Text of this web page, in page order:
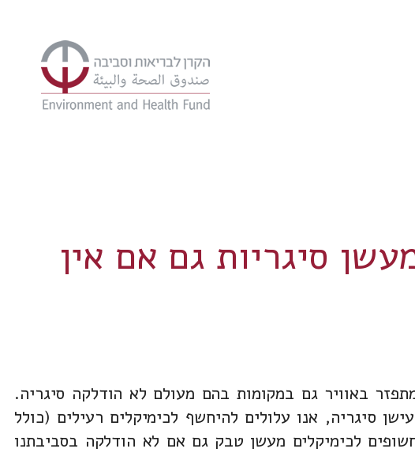
סיגריות גם אם אין
באוויר גם במקומות בהם מעולם לא הודלקה סיגריה.
סיגריה, אנו עלולים להיחשף לכימיקלים רעילים (כולל
מבהירים כי אנו אכן חשופים לכימיקלים מעשן טבק גם אם לא הודלקה בסביבתנו